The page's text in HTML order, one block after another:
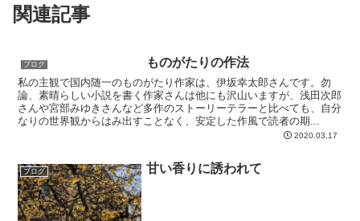
関連記事
ブログ ものがたりの作法
私の主観で国内随一のものがたり作家は、伊坂幸太郎さんです。勿
論、素晴らしい小説を書く作家さんは他にも沢山いますが、浅田次郎
さんや宮部みゆきさんなど多作のストーリーテラーと比べても、自分
なりの世界観からはみ出すことなく、安定した作風で読者の期...
2020.03.17
ブログ 甘い香りに誘われて